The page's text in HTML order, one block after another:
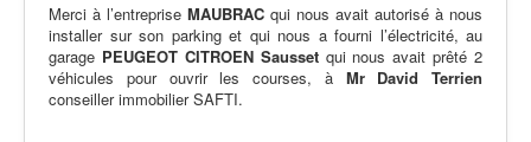
Merci à l’entreprise MAUBRAC qui nous avait autorisé à nous
installer sur son parking et qui nous a fourni l’électricité, au
garage PEUGEOT CITROEN Sausset qui nous avait prêté 2
véhicules pour ouvrir les courses, à Mr David Terrien
conseiller immobilier SAFTI.